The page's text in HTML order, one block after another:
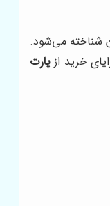
شناخته می‌شود.
خرید ازپارت